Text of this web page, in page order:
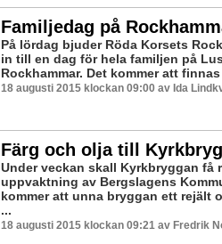
Familjedag på
På lördag bjuder Röda Korsets
in till en dag för hela familjen på
Rockhammar. Det kommer att
18 augusti 2015 klockan 09:00 av Ida
Färg och olja till
Under veckan skall Kyrkbryggan få
uppvaktning av Bergslagens
kommer att unna bryggan ett rejält
...
18 augusti 2015 klockan 09:21 av Fredrik